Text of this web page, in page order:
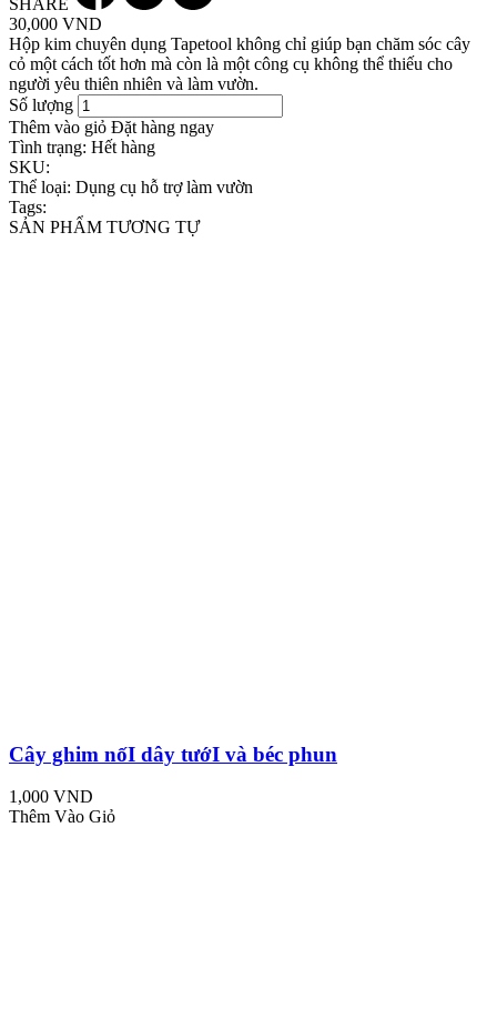
30,000 VND
Hộp kim chuyên dụng Tapetool không chỉ giúp bạn chăm sóc cây
cỏ một cách tốt hơn mà còn là một công cụ không thể thiếu cho
người yêu thiên nhiên và làm vườn.
Số lượng
Thêm vào giỏ Đặt hàng ngay
Tình trạng: Hết hàng
SKU:
Thể loại: Dụng cụ hỗ trợ làm vườn
Tags:
SẢN PHẨM TƯƠNG TỰ
Cây ghim nốI dây tướI và béc phun
1,000 VND
Thêm Vào Giỏ